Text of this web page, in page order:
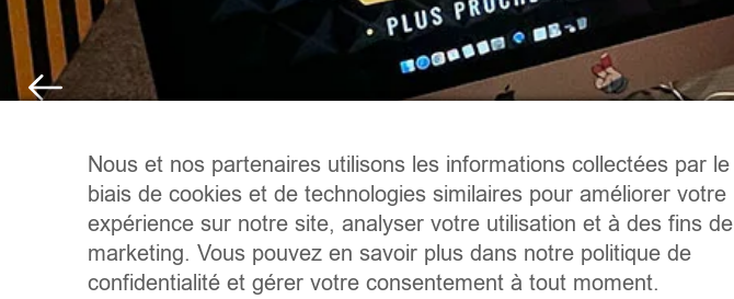
Nous et nos partenaires utilisons les informations collectées par le
biais de cookies et de technologies similaires pour améliorer votre
expérience sur notre site, analyser votre utilisation et à des fins de
marketing. Vous pouvez en savoir plus dans notre politique de
confidentialité et gérer votre consentement à tout moment.